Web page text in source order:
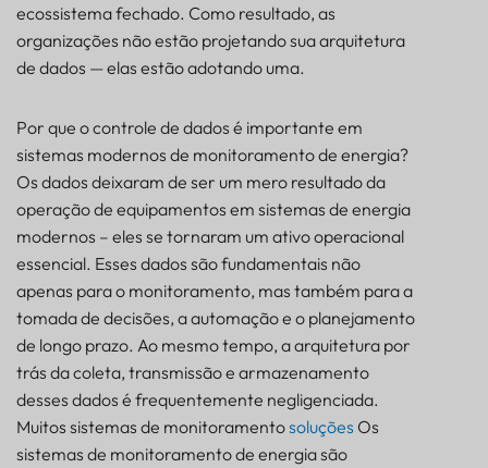
ecossistema fechado. Como resultado, as
organizações não estão projetando sua arquitetura
de dados — elas estão adotando uma.
Por que o controle de dados é importante em
sistemas modernos de monitoramento de energia?
Os dados deixaram de ser um mero resultado da
operação de equipamentos em sistemas de energia
modernos – eles se tornaram um ativo operacional
essencial. Esses dados são fundamentais não
apenas para o monitoramento, mas também para a
tomada de decisões, a automação e o planejamento
de longo prazo. Ao mesmo tempo, a arquitetura por
trás da coleta, transmissão e armazenamento
desses dados é frequentemente negligenciada.
Muitos sistemas de monitoramentosoluções Os
sistemas de monitoramento de energia são